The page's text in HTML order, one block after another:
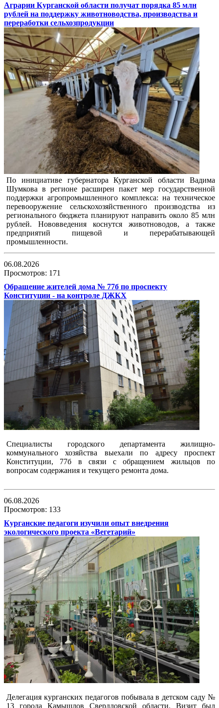
Аграрии Курганской области получат порядка 85 млн
рублей на поддержку животноводства, производства и
переработки сельхозпродукции
По инициативе губернатора Курганской области Вадима
Шумкова в регионе расширен пакет мер государственной
поддержки агропромышленного комплекса: на техническое
перевооружение сельскохозяйственного производства из
регионального бюджета планируют направить около 85 млн
рублей. Нововведения коснутся животноводов, а также
предприятий пищевой и перерабатывающей
промышленности.
06.08.2026
Просмотров: 171
Обращение жителей дома № 77б по проспекту
Конституции - на контроле ДЖКХ
Специалисты городского департамента жилищно-
коммунального хозяйства выехали по адресу проспект
Конституции, 77б в связи с обращением жильцов по
вопросам содержания и текущего ремонта дома.
06.08.2026
Просмотров: 133
Курганские педагоги изучили опыт внедрения
экологического проекта «Вегетарий»
Делегация курганских педагогов побывала в детском саду №
13 города Камышлов Свердловской области. Визит был